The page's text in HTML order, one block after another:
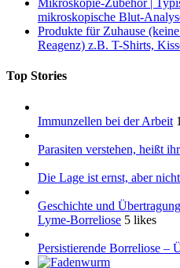
Mikroskopie-Zubehör |
mikroskopische Blut-
Produkte für Zuhause
Reagenz) z.B. T-Shirts,
Top Stories
Immunzellen bei der Arbeit
Parasiten verstehen, heißt
Die Lage ist ernst, aber
Geschichte und
Lyme-Borreliose 5 likes
Persistierende Borreliose –